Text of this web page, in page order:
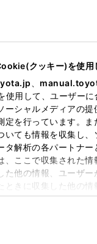
クッキー)を使用
使用して、ユーザーに
ーシャルメディアの提
定を行っています。ま
いても情報を収集し、
タ解析の各パートナー
、ここで収集された情
た他の情報、ユーザー
ときに収集した他の情
ます。当ウェブサイト
万円
て8月登録の場合 ※ 消費税10
ン
払い0円 月々19,300円
年) 走行
車検 車検整備
整備付 保証 ロングラ
春日部ＢＡＳＥ